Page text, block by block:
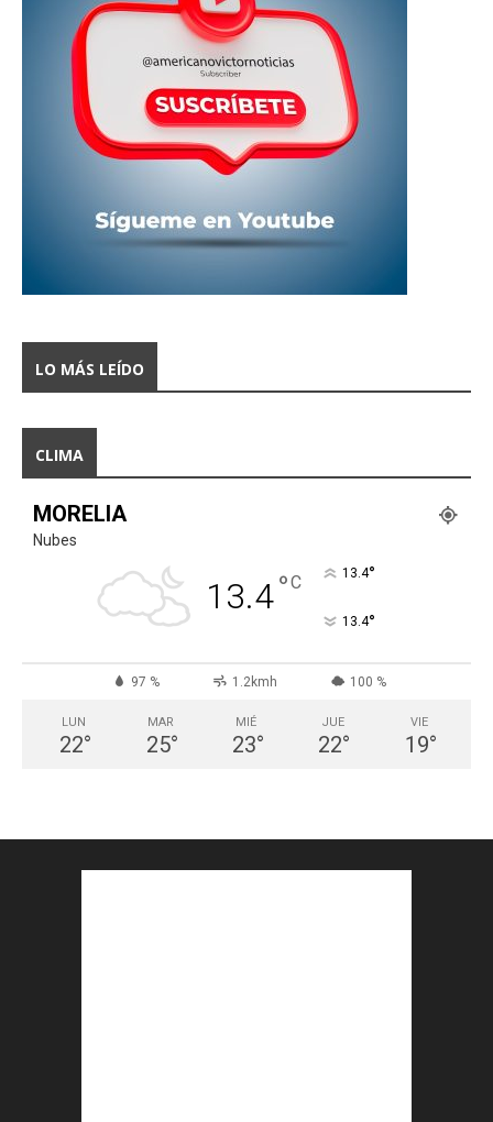
LO MÁS LEÍDO
CLIMA
MORELIA
Nubes
13.4°C 13.4°
13.4°
97 % 1.2kmh 100 %
LUN
22°
MAR
25°
MIÉ
23°
JUE
22°
VIE
19°